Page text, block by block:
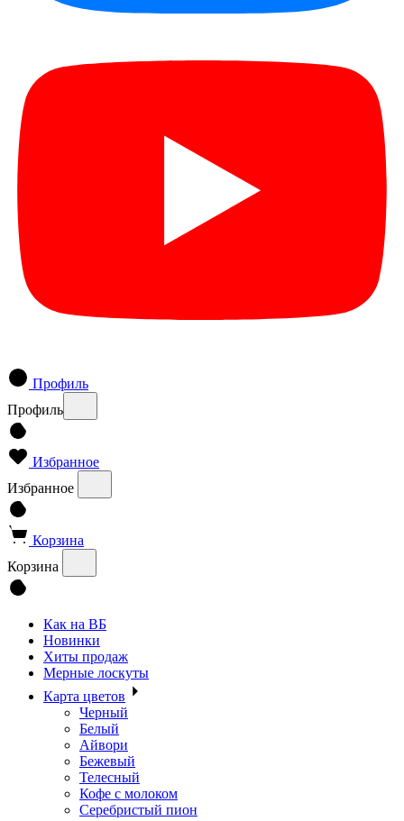
Профиль
Профиль
Избранное
Избранное
Корзина
Корзина
Как на ВБ
Новинки
Хиты продаж
Мерные лоскуты
Карта цветов
Черный
Белый
Айвори
Бежевый
Телесный
Кофе с молоком
Серебристый пион